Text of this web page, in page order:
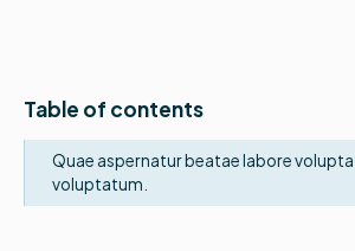
Table of contents
Quae aspernatur beatae labore
voluptatum.